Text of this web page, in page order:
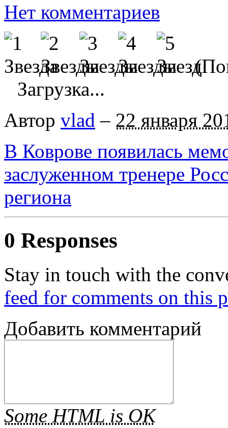
Нет комментариев
Загрузка...
Автор vlad – 22 января
В Коврове появилась
заслуженном тренере
региона
0 Responses
Stay in touch with the
feed for comments on this
Добавить комментарий
Some HTML is OK